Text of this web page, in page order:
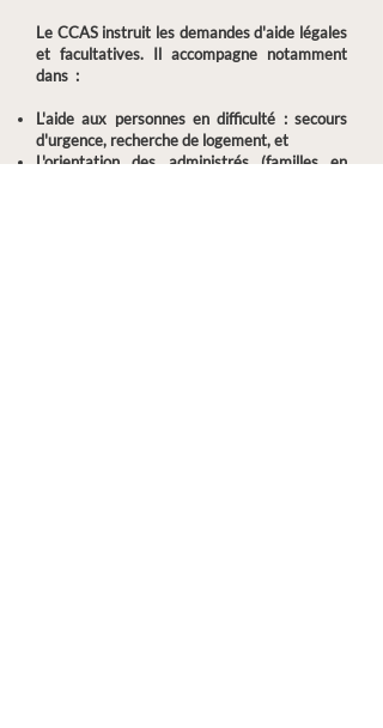
Le CCAS instruit les demandes d'aide légales
et facultatives. Il accompagne notamment
dans :
L'aide aux personnes en difficulté : secours
d'urgence, recherche de logement, et
L'orientation des administrés (familles en